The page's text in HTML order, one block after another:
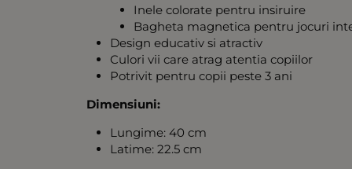
Inele colorate pentru insiruire
Bagheta magnetica pentru jocuri
Design educativ si atractiv
Culori vii care atrag atentia copiilor
Potrivit pentru copii peste 3 ani
Dimensiuni:
Lungime: 40 cm
Latime: 22.5 cm